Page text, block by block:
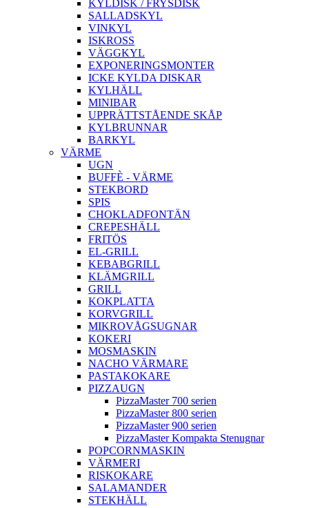
KYLDISK / FRYSDISK
SALLADSKYL
VINKYL
ISKROSS
VÄGGKYL
EXPONERINGSMONTER
ICKE KYLDA DISKAR
KYLHÄLL
MINIBAR
UPPRÄTTSTÅENDE SKÅP
KYLBRUNNAR
BARKYL
VÄRME
UGN
BUFFÈ - VÄRME
STEKBORD
SPIS
CHOKLADFONTÄN
CREPESHÄLL
FRITÖS
EL-GRILL
KEBABGRILL
KLÄMGRILL
GRILL
KOKPLATTA
KORVGRILL
MIKROVÅGSUGNAR
KOKERI
MOSMASKIN
NACHO VÄRMARE
PASTAKOKARE
PIZZAUGN
PizzaMaster 700 serien
PizzaMaster 800 serien
PizzaMaster 900 serien
PizzaMaster Kompakta Stenugnar
POPCORNMASKIN
VÄRMERI
RISKOKARE
SALAMANDER
STEKHÄLL